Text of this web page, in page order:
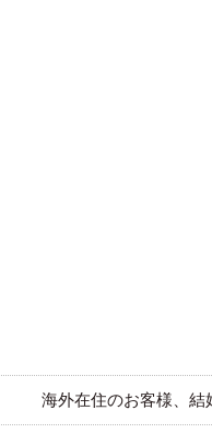
海外在住のお客様、結